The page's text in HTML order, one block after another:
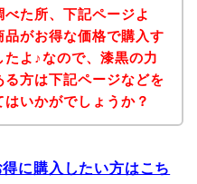
た所、下記ページよ
品がお得な価格で購入す
たよ♪なので、漆黒の力
方は下記ページなどを
いかがでしょうか？
に購入したい方はこち